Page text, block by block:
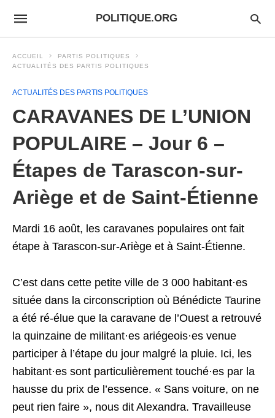
POLITIQUE.ORG
ACCUEIL
PARTIS POLITIQUES
ACTUALITÉS DES PARTIS POLITIQUES
ACTUALITÉS DES PARTIS POLITIQUES
CARAVANES DE L’UNION
POPULAIRE – Jour 6 –
Étapes de Tarascon-sur-
Ariège et de Saint-Étienne
Mardi 16 août, les caravanes populaires ont fait
étape à Tarascon-sur-Ariège et à Saint-Étienne.
C’est dans cette petite ville de 3 000 habitant·es
située dans la circonscription où Bénédicte Taurine
a été ré-élue que la caravane de l’Ouest a retrouvé
la quinzaine de militant·es ariégeois·es venue
participer à l’étape du jour malgré la pluie. Ici, les
habitant·es sont particulièrement touché·es par la
hausse du prix de l’essence. « Sans voiture, on ne
peut rien faire », nous dit Alexandra. Travailleuse